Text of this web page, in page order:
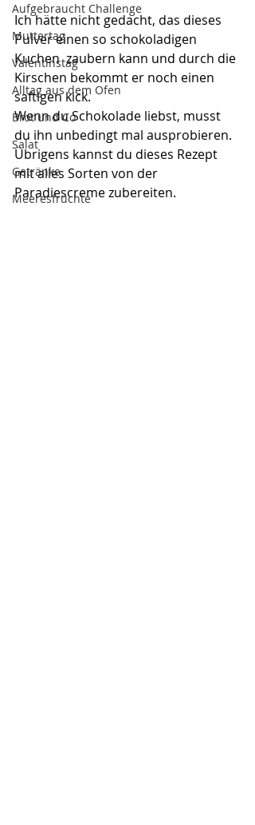
Aufgebraucht Challenge
Muttertag
Valentinstag
Alltag aus dem Ofen
Brot und Co
Salat
Getränke
Meeresfrüchte
Ich hätte nicht gedacht, das dieses
Pulver einen so schokoladigen
Kuchen  zaubern kann und durch die
Kirschen bekommt er noch einen
saftigen kick.
Wenn du Schokolade liebst, musst
du ihn unbedingt mal ausprobieren.
Übrigens kannst du dieses Rezept
mit alles Sorten von der
Paradiescreme zubereiten.